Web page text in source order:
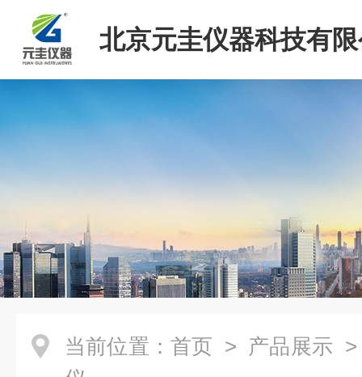
北京元圭仪器科技有
当前位置： 首页 > 产品展示